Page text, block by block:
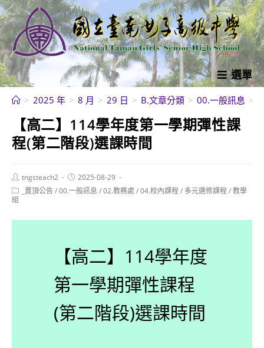
跳
轉
至
主
要
內
選單
> 2025 年 > 8 月 > 29 日 > B.文章分類 > 00.一般訊息 >
【高二】114學年度第一學期彈性課
程(第二階段)選課時間
Post
author:
tngsteach2
Post
published:
2025-08-29
Post
category:
_置頂公告/00.一般訊息 /02.教務處 /04.校內課程 / 多元選修課程 /教學
組
【高二】114學年度
第一學期彈性課程
(第二階段)選課時間